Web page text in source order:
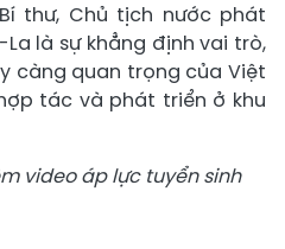
thư, Chủ tịch nước phát
là sự khẳng định vai trò,
càng quan trọng của Việt
tác và phát triển ở khu
video áp lực tuyển sinh